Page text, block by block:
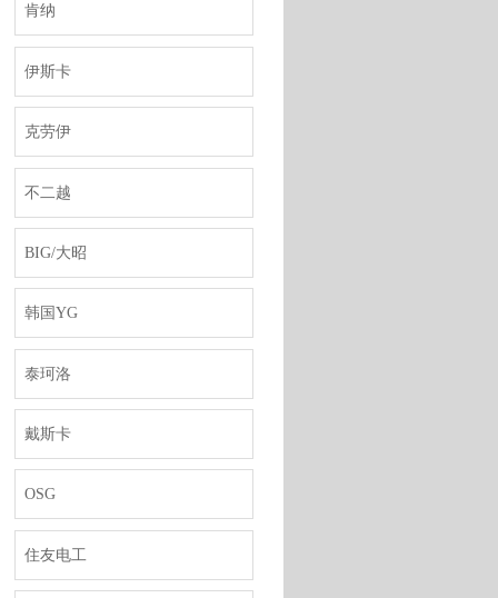
肯纳
伊斯卡
克劳伊
不二越
BIG/大昭
韩国YG
泰珂洛
戴斯卡
OSG
住友电工